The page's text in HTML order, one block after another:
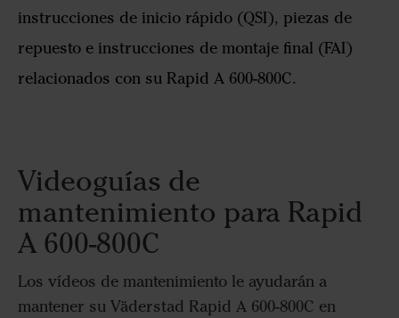
instrucciones de inicio rápido (QSI), piezas de
repuesto e instrucciones de montaje final (FAI)
relacionados con su Rapid A 600-800C.
Videoguías de
mantenimiento para Rapid
A 600-800C
Los vídeos de mantenimiento le ayudarán a
mantener su Väderstad Rapid A 600-800C en